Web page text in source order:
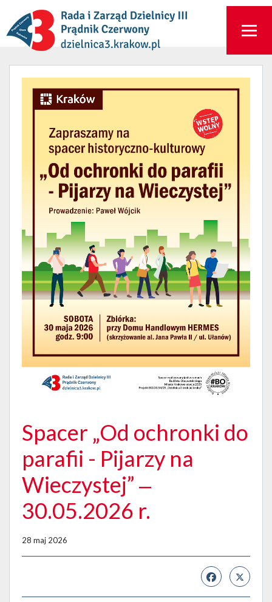
Spacer „Od ochronki do
parafii - Pijarzy na
Wieczystej” ‒
30.05.2026 r.
28 maj 2026